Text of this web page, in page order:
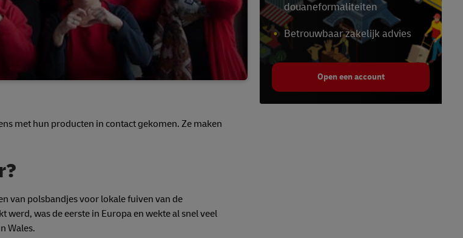
met hun producten in contact gekomen. Ze maken
van polsbandjes voor lokale fuiven van de
was de eerste in Europa en wekte al snel veel
Wales.
douaneformaliteiten
Betrouwbaar zakelijk advies
Open een account